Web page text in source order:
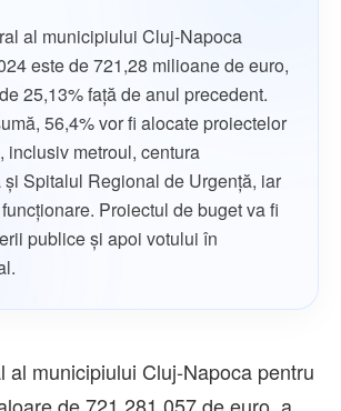
al municipiului Cluj-Napoca
este de 721,28 milioane de euro,
25,13% față de anul precedent.
56,4% vor fi alocate proiectelor
inclusiv metroul, centura
și Spitalul Regional de Urgență, iar
Proiectul de buget va fi
publice și apoi votului în
al municipiului Cluj-Napoca pentru
de 721.281.057 de euro, a